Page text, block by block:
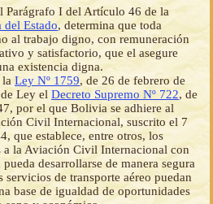
Parágrafo I del Artículo 46 de la
del Estado, determina que toda
al trabajo digno, con remuneración
y satisfactorio, que el asegure
existencia digna.
Ley Nº 1759, de 26 de febrero de
Ley el Decreto Supremo Nº 722, de
por el que Bolivia se adhiere al
Civil Internacional, suscrito el 7
que establece, entre otros, los
a la Aviación Civil Internacional con
desarrollarse de manera segura
servicios de transporte aéreo puedan
base de igualdad de oportunidades